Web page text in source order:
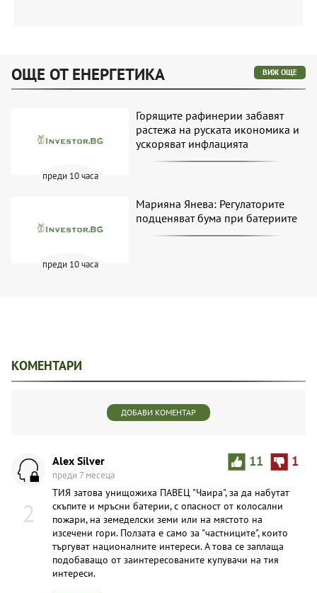
ОЩЕ ОТ ЕНЕРГЕТИКА ВИЖ ОЩЕ
преди 10 часа
Горящите рафинерии забавят
растежа на руската икономика и
ускоряват инфлацията
преди 10 часа
Марияна Янева: Регулаторите
подценяват бума при батериите
КОМЕНТАРИ
ДОБАВИ КОМЕНТАР
2
11 1
Alex Silver
преди 7 месеца
ТИЯ затова унищожиха ПАВЕЦ "Чаира", за да набутат
скъпите и мръсни батерии, с опасност от колосални
пожари, на земеделски земи или на мястото на
изсечени гори. Ползата е само за "частниците", които
търгуват националните интереси. А това се заплаща
подобаващо от заинтересованите купувачи на тия
интереси.